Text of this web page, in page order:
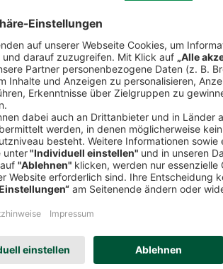
sind.Wenn Sie mit der Tastatur navigieren,
nicht hervorgehoben.
Farbgebung und können damit schwer
dafür Einstellungen im Browser und/oder in
einige Texte.
übernommen.
verankerte Leiste einen großen Teil des